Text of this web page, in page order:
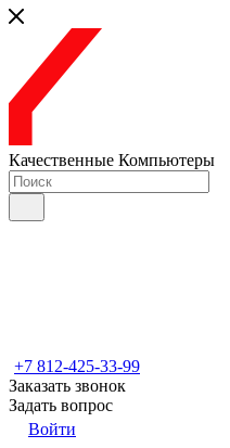
Качественные Компьютеры
+7 812-425-33-99
Заказать звонок
Задать вопрос
Войти